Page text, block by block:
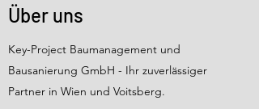
Über uns
Key-Project Baumanagement und
Bausanierung GmbH - Ihr zuverlässiger
Partner in Wien und Voitsberg.